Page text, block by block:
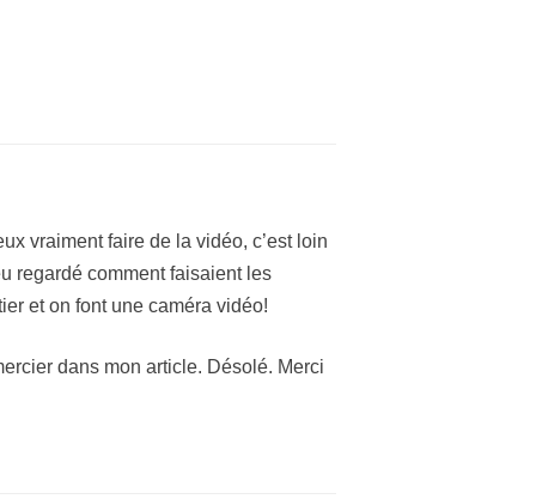
vraiment faire de la vidéo, c’est loin
regardé comment faisaient les
et on font une caméra vidéo!
dans mon article. Désolé. Merci